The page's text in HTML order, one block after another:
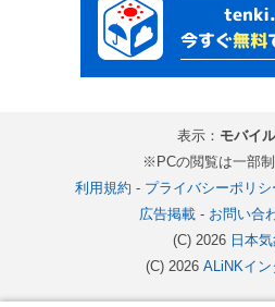
表示： モバイル
※PCの閲覧は一部
利用規約 - プライバシーポリシ
広告掲載- お問い合
(C) 2026 日本
(C) 2026 ALiNKイン